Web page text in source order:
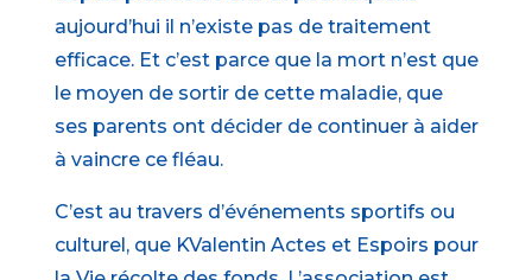
aujourd’hui il n’existe pas de traitement
efficace. Et c’est parce que la mort n’est que
le moyen de sortir de cette maladie, que
ses parents ont décider de continuer à aider
à vaincre ce fléau.
C’est au travers d’événements sportifs ou
culturel, que KValentin Actes et Espoirs pour